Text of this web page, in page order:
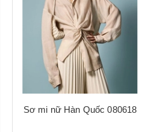
Sơ mi nữ Hàn Quốc 080618